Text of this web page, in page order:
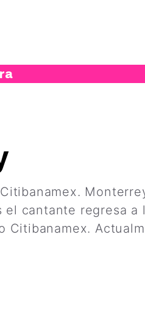
cantante regresa a
Citibanamex.